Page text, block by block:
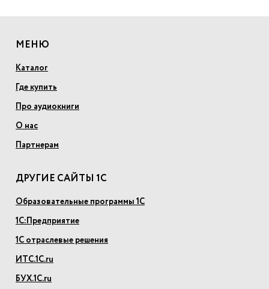
МЕНЮ
Каталог
Где купить
Про аудиокниги
О нас
Партнерам
ДРУГИЕ САЙТЫ 1С
Образовательные программы 1С
1С:Предприятие
1С отраслевые решения
ИТС.1С.ru
БУХ.1С.ru